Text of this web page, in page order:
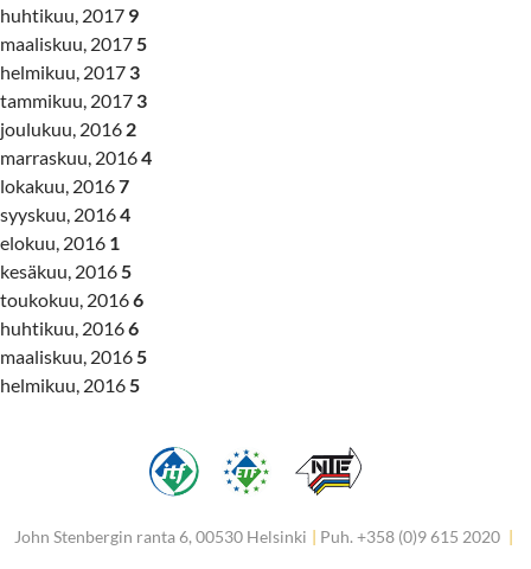
huhtikuu, 2017 9
maaliskuu, 20175
helmikuu, 2017 3
tammikuu, 2017 3
joulukuu, 2016 2
marraskuu, 20164
lokakuu, 20167
syyskuu, 20164
elokuu, 2016 1
kesäkuu, 20165
toukokuu, 20166
huhtikuu, 20166
maaliskuu, 20165
helmikuu, 20165
John Stenbergin ranta 6, 00530 Helsinki | Puh. +358 (0)9 615 2020 |